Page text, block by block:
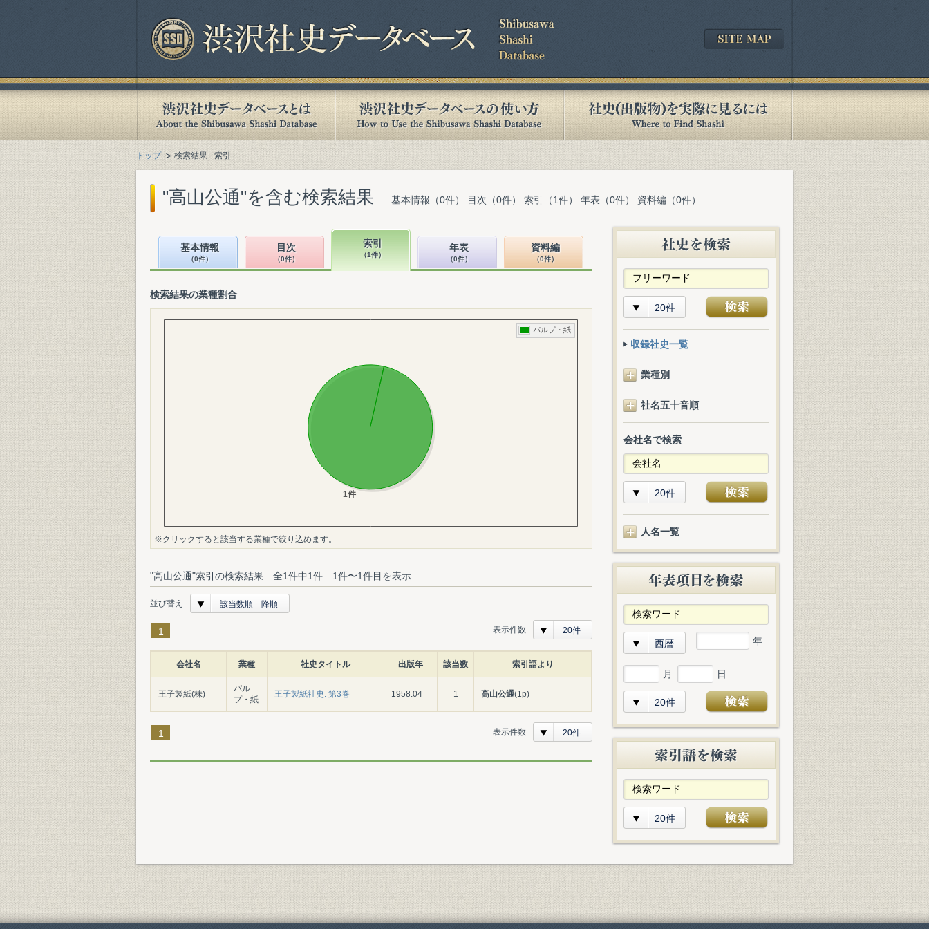
トップ 検索結果 - 索引
"高山公通"を含む検索結果 基本情報（0件） 目次（0件） 索引（1件） 年表（0件） 資料編（0件）
基本情報
（0件）
目次
（0件）
索引
（1件）
年表
（0件）
資料編
（0件）
検索結果の業種割合
※クリックすると該当する業種で絞り込めます。
"高山公通"索引の検索結果 全1件中1件 1件〜1件目を表示
並び替え 該当数順 降順
1 表示件数 20件
会社名 業種 社史タイトル 出版年 該当数 索引語より
王子製紙(株)
パル
プ・紙
王子製紙社史. 第3巻 1958.04 1 高山公通(1p)
1 表示件数 20件
20件
収録社史一覧
業種別
社名五十音順
会社名で検索
20件
人名一覧
西暦 年
月 日
20件
20件